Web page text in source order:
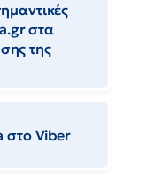
στα
της
στο Viber